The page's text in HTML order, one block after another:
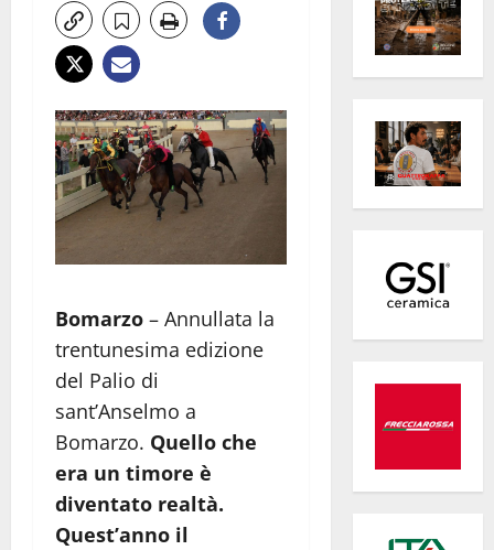
Bomarzo – Annullata la
trentunesima edizione
del Palio di
sant’Anselmo a
Bomarzo. Quello che
era un timore è
diventato realtà.
Quest’anno il